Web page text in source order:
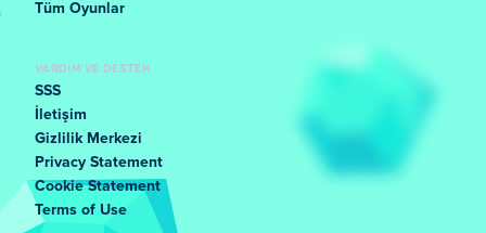
Tüm Oyunlar
YARDIM VE DESTEK
SSS
İletişim
Gizlilik Merkezi
Privacy Statement
Cookie Statement
Terms of Use